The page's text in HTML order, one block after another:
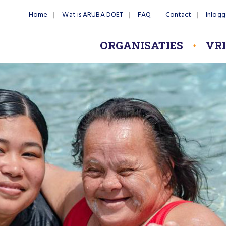
ORGANISATIES
Home Wat is ARUBA DOET FAQ Contact